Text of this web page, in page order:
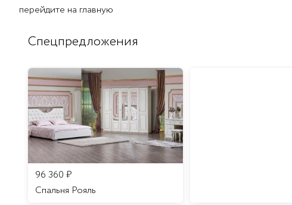
перейдите на главную
Спецпредложения
96 360 ₽
Спальня Рояль